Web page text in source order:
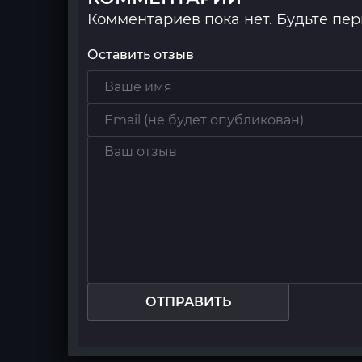
Комментариев пока нет. Будьте
Оставить отзыв
ОТПРАВИТЬ